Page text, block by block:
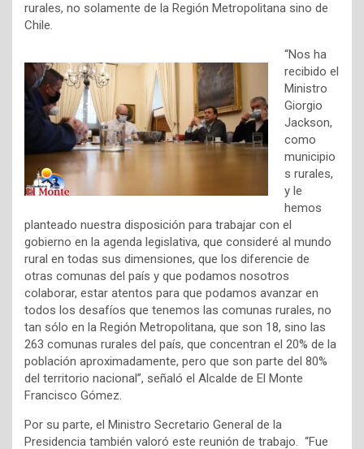
rurales, no solamente de la Región Metropolitana sino de
Chile.
“Nos ha
recibido el
Ministro
Giorgio
Jackson,
como
municipio
s rurales,
y le
hemos
planteado nuestra disposición para trabajar con el
gobierno en la agenda legislativa, que consideré al mundo
rural en todas sus dimensiones, que los diferencie de
otras comunas del país y que podamos nosotros
colaborar, estar atentos para que podamos avanzar en
todos los desafíos que tenemos las comunas rurales, no
tan sólo en la Región Metropolitana, que son 18, sino las
263 comunas rurales del país, que concentran el 20% de la
población aproximadamente, pero que son parte del 80%
del territorio nacional”, señaló el Alcalde de El Monte
Francisco Gómez.
Por su parte, el Ministro Secretario General de la
Presidencia también valoró este reunión de trabajo. “Fue